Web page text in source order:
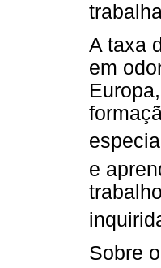
A taxa
em
e
Sobre